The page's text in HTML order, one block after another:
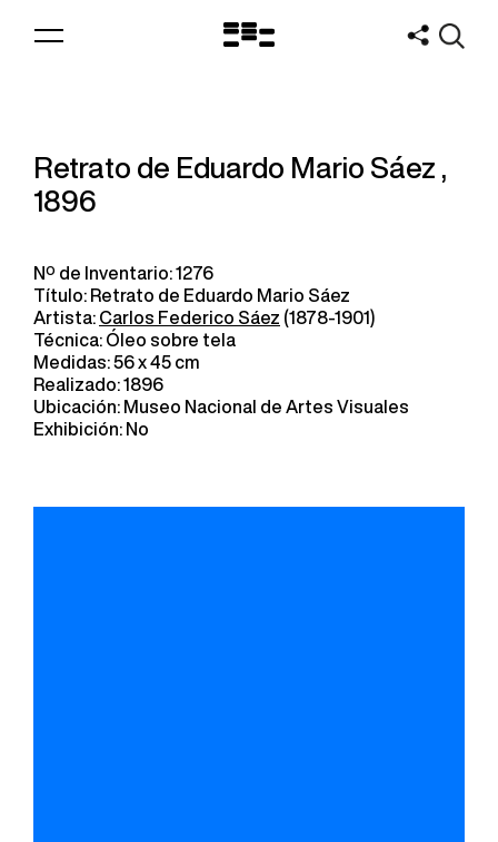
Logo
Retrato de Eduardo Mario Sáez ,
1896
Nº de Inventario: 1276
Título: Retrato de Eduardo Mario Sáez
Artista: Carlos Federico Sáez (1878-1901)
Técnica: Óleo sobre tela
Medidas: 56 x 45 cm
Realizado: 1896
Ubicación: Museo Nacional de Artes Visuales
Exhibición: No